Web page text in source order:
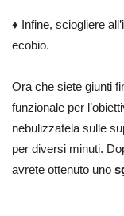
♦ Infine, sciogliere
ecobio.
Ora che siete giunti
funzionale per
nebulizzatela sulle
per diversi minuti.
avrete ottenuto uno